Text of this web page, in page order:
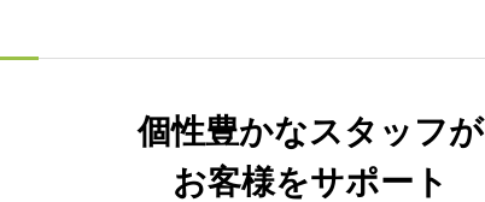
【7月～10月開催】kintoneさ
わってみようYA～！
おったまのDX研究
ACCESS
アクセス
個性豊かなスタッフが
お客様をサポート